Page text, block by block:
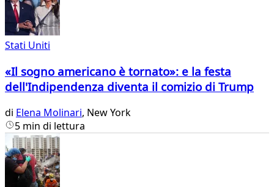
Stati Uniti
«Il sogno americano è tornato»: e la festa
dell'Indipendenza diventa il comizio di Trump
di Elena Molinari, New York
5 min di lettura